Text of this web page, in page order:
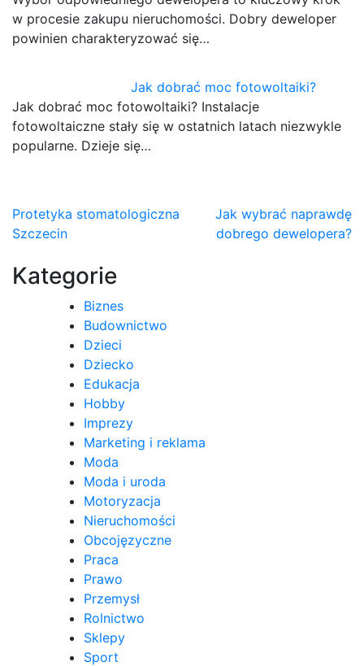
w procesie zakupu nieruchomości. Dobry deweloper
powinien charakteryzować się…
Jak dobrać moc fotowoltaiki?
Jak dobrać moc fotowoltaiki? Instalacje
fotowoltaiczne stały się w ostatnich latach niezwykle
popularne. Dzieje się…
Nawigacja
wpisu
Protetyka stomatologiczna
Szczecin
Jak wybrać naprawdę
dobrego dewelopera?
Kategorie
Biznes
Budownictwo
Dzieci
Dziecko
Edukacja
Hobby
Imprezy
Marketing i reklama
Moda
Moda i uroda
Motoryzacja
Nieruchomości
Obcojęzyczne
Praca
Prawo
Przemysł
Rolnictwo
Sklepy
Sport